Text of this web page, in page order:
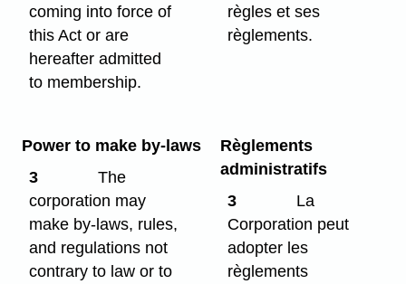
coming into force of
this Act or are
hereafter admitted
to membership.
règles et ses
règlements.
Power to make by-laws
3
The
corporation may
make by-laws, rules,
and regulations not
contrary to law or to
Règlements
administratifs
3
La
Corporation peut
adopter les
règlements